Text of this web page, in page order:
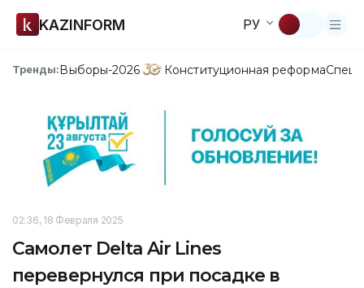
KAZINFORM РУ
Тренды:Выборы-2026 Конституционная реформа
02:36, 18 Февраля 2025
Самолет Delta Air Lines
перевернулся при посадке в